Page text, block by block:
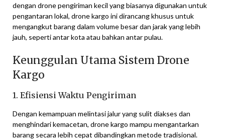
dengan drone pengiriman kecil yang biasanya digunakan untuk
pengantaran lokal, drone kargo ini dirancang khusus untuk
mengangkut barang dalam volume besar dan jarak yang lebih
jauh, seperti antar kota atau bahkan antar pulau.
Keunggulan Utama Sistem Drone
Kargo
1. Efisiensi Waktu Pengiriman
Dengan kemampuan melintasi jalur yang sulit diakses dan
menghindari kemacetan, drone kargo mampu mengantarkan
barang secara lebih cepat dibandingkan metode tradisional.